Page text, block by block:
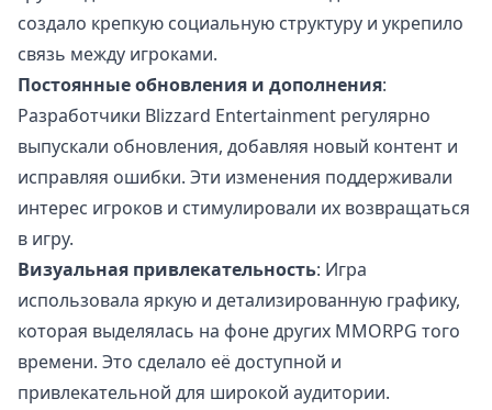
создало крепкую социальную структуру и укрепило
связь между игроками.
Постоянные обновления и дополнения:
Разработчики Blizzard Entertainment регулярно
выпускали обновления, добавляя новый контент и
исправляя ошибки. Эти изменения поддерживали
интерес игроков и стимулировали их возвращаться
в игру.
Визуальная привлекательность: Игра
использовала яркую и детализированную графику,
которая выделялась на фоне других MMORPG того
времени. Это сделало её доступной и
привлекательной для широкой аудитории.